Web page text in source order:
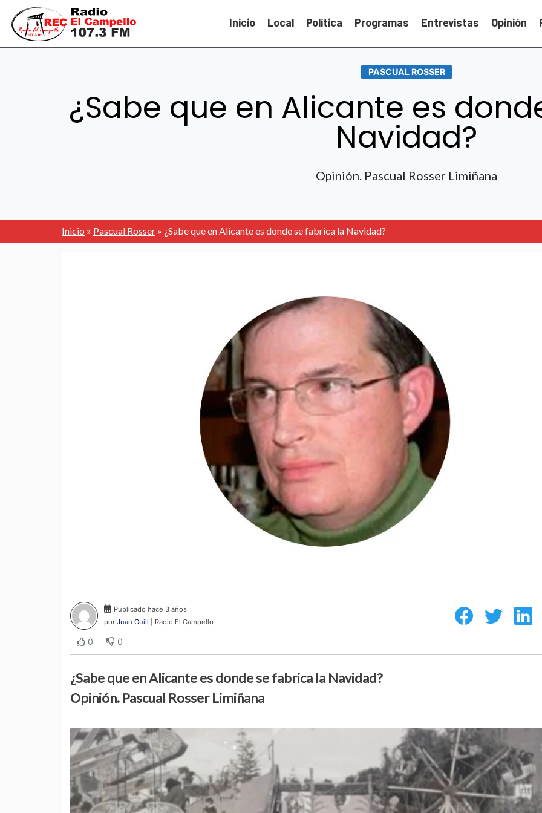
Inicio Local Política Programas Entrevistas Opinión
PASCUAL ROSSER
¿Sabe que en Alicante es
Navidad?
Opinión. Pascual Rosser Limiñana
Inicio » Pascual Rosser » ¿Sabe que en Alicante es donde se fabrica la Navidad?
Publicado hace 3 años
porJuan Guill | Radio El Campello
0 0
¿Sabe que en Alicante es donde se fabrica la Navidad?
Opinión. Pascual Rosser Limiñana